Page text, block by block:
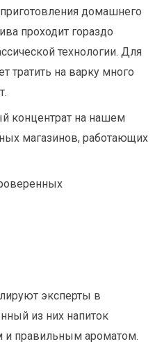
домашнего
проходит гораздо
технологии. Для
тратить на варку много
концентрат на нашем
магазинов, работающих
эксперты в
из них напиток
и правильным ароматом.